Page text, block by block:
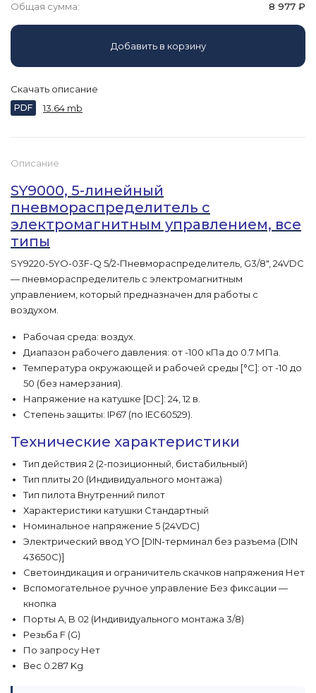
Описание
SY9000, 5-линейный
пневмораспределитель с
электромагнитным управлением, все
типы
SY9220-5YO-03F-Q 5/2-Пневмораспределитель, G3/8″, 24VDC
— пневмораспределитель с электромагнитным
управлением, который предназначен для работы с
воздухом.
Рабочая среда: воздух.
Диапазон рабочего давления: от -100 кПа до 0.7 МПа.
Температура окружающей и рабочей среды [°C]: от -10 до
50 (без намерзания).
Напряжение на катушке [DC]: 24, 12 в.
Степень защиты: IP67 (по IEC60529).
Технические характеристики
Тип действия 2 (2-позиционный, бистабильный)
Тип плиты 20 (Индивидуального монтажа)
Тип пилота Внутренний пилот
Характеристики катушки Стандартный
Номинальное напряжение 5 (24VDC)
Электрический ввод YO [DIN-терминал без разъема (DIN
43650C)]
Светоиндикация и ограничитель скачков напряжения Нет
Вспомогательное ручное управление Без фиксации —
кнопка
Порты A, B 02 (Индивидуального монтажа 3/8)
Резьба F (G)
По запросу Нет
Вес 0.287 Kg
Общая сумма: 8 977 ₽
Добавить в корзину
Скачать описание
PDF 13.64 mb